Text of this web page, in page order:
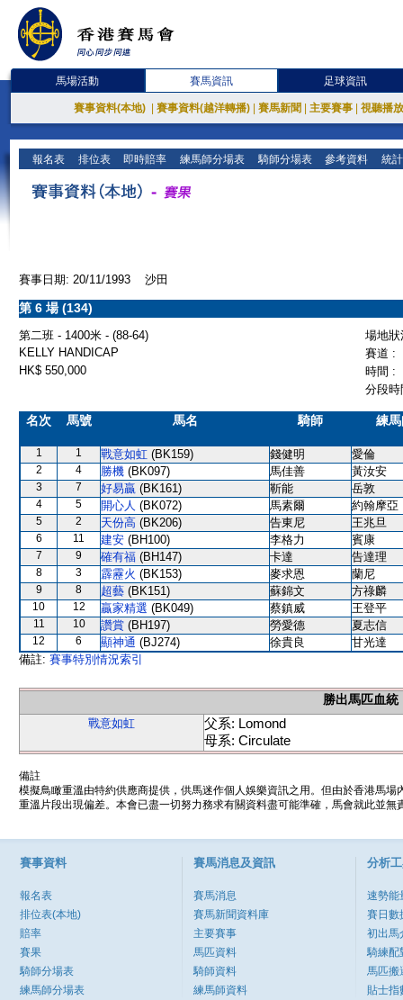
馬場活動 賽馬資訊 足球資訊
賽事資料(本地) 賽事資料(越洋轉播) 賽馬新聞 主要賽事 視聽播
報名表 排位表 即時賠率 練馬師分場表 騎師分場表 參考資料 統
賽事日期: 20/11/1993 沙田
第 6 場 (134)
第二班 - 1400米 - (88-64)
場地
KELLY HANDICAP
賽道 :
HK$ 550,000
時間 :
分段
名次 馬號 馬名 騎師 練
1 1 戰意如虹 (BK159) 錢健明 愛倫
2 4 勝機 (BK097) 馬佳善 黃汝安
3 7 好易贏 (BK161) 靳能 岳敦
4 5 開心人 (BK072) 馬素爾 約翰摩亞
5 2 天份高 (BK206) 告東尼 王兆旦
6 11 建安 (BH100) 李格力 賓康
7 9 確有福 (BH147) 卡達 告達理
8 3 霹靂火 (BK153) 麥求恩 蘭尼
9 8 超藝 (BK151) 蘇錦文 方祿麟
10 12 贏家精選 (BK049) 蔡鎮威 王登平
11 10 讚賞 (BH197) 勞愛德 夏志信
12 6 顯神通 (BJ274) 徐貴良
甘光達
備註: 賽事特別情況索引
勝出馬匹血統
戰意如虹
父系: Lomond
母系: Circulate
備註
模擬鳥瞰重溫由特約供應商提供，供馬迷作個人娛樂資訊之用。但由於香港馬
重溫片段出現偏差。本會已盡一切努力務求有關資料盡可能準確，馬會就此並
賽事資料
報名表
排位表(本地)
賠率
賽果
騎師分場表
練馬師分場表
賽馬消息及資訊
賽馬消息
賽馬新聞資料庫
主要賽事
馬匹資料
騎師資料
練馬師資料
分析
速勢能
賽日數
初出馬
騎練配
馬匹搬
貼士指